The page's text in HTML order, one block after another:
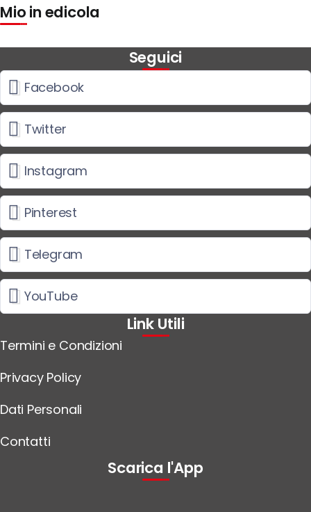
Mio in edicola
Seguici
Facebook
Twitter
Instagram
Pinterest
Telegram
YouTube
Link Utili
Termini e Condizioni
Privacy Policy
Dati Personali
Contatti
Scarica l'App